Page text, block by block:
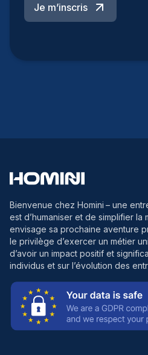
Je m’inscris
Bienvenue chez Homini – une
est d’humaniser et de simplifier la
envisage sa prochaine aventure
le privilège d’exercer un métier
d’avoir un impact positif et
individus et sur l’évolution des